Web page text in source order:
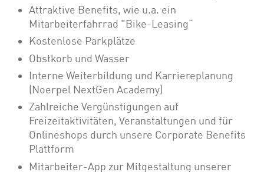
Attraktive Benefits, wie u.a. ein
Mitarbeiterfahrrad "Bike-Leasing“
Kostenlose Parkplätze
Obstkorb und Wasser
Interne Weiterbildung und Karriereplanung
(Noerpel NextGen Academy)
Zahlreiche Vergünstigungen auf
Freizeitaktivitäten, Veranstaltungen und für
Onlineshops durch unsere Corporate Benefits
Plattform
Mitarbeiter-App zur Mitgestaltung unserer